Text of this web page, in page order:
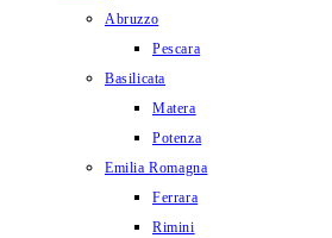
Abruzzo
Pescara
Basilicata
Matera
Potenza
Emilia Romagna
Ferrara
Rimini